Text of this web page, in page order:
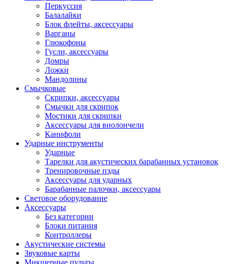
Перкуссия
Балалайки
Блок флейты, аксессуары
Варганы
Глюкофоны
Гусли, аксессуары
Домры
Ложки
Мандолины
Смычковые
Скрипки, аксессуары
Смычки для скрипок
Мостики для скрипки
Аксессуары для виолончели
Канифоли
Ударные инструменты
Ударные
Тарелки для акустических барабанных установок
Тренировочные пэды
Аксессуары для ударных
Барабанные палочки, аксессуары
Световое оборудование
Аксессуары
Без категории
Блоки питания
Контроллеры
Акустические системы
Звуковые карты
Микшерные пульты